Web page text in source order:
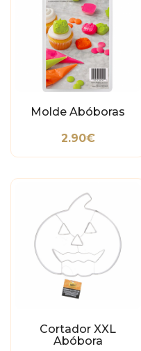
Molde Abóboras
2.90€
Cortador XXL
Abóbora